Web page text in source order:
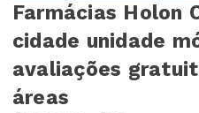
Farmácias Holon
cidade unidade
avaliações
áreas